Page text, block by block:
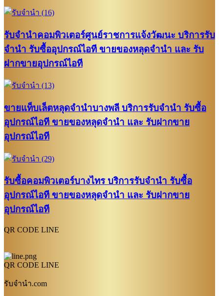
รับจำนำคอมพิวเตอร์ศูนย์ราชการแจ้งวัฒนะ บริการรับ
จำนำ รับซื้ออุปกรณ์ไอที ขายของหลุดจำนำ และ รับ
ฝากขายอุปกรณ์ไอที
ขายแท็บเล็ตหลุดจำนำบางพลี บริการรับจำนำ รับซื้อ
อุปกรณ์ไอที ขายของหลุดจำนำ และ รับฝากขาย
อุปกรณ์ไอที
รับซื้อคอมพิวเตอร์บางไทร บริการรับจำนำ รับซื้อ
อุปกรณ์ไอที ขายของหลุดจำนำ และ รับฝากขาย
อุปกรณ์ไอที
QR CODE LINE
QR CODE LINE
รับจํานํา.com